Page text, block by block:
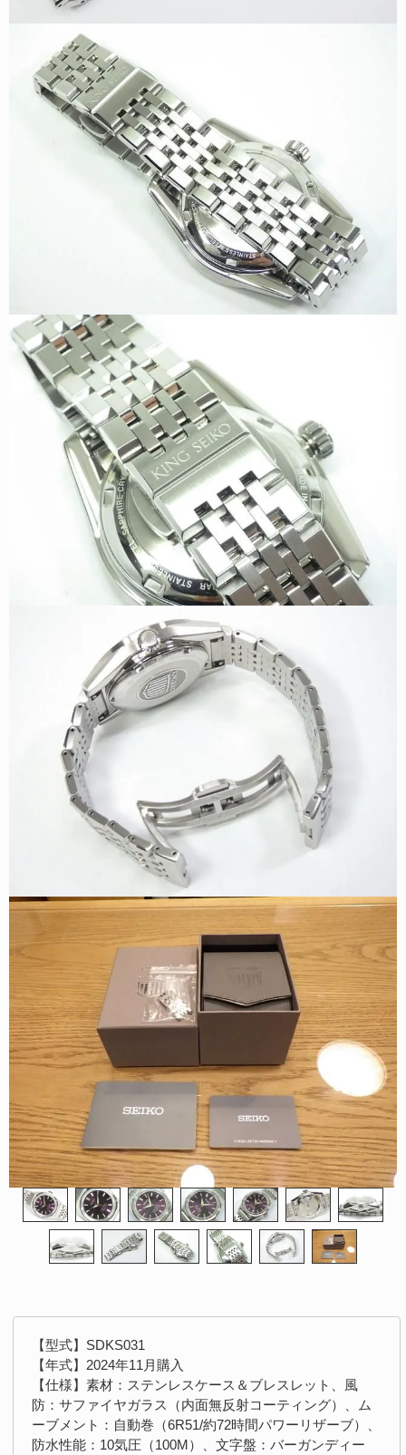
【型式】SDKS031
【年式】2024年11月購入
【仕様】素材：ステンレスケース＆ブレスレット、風
防：サファイヤガラス（内面無反射コーティング）、ム
ーブメント：自動巻（6R51/約72時間パワーリザーブ）、
防水性能：10気圧（100M）、文字盤：バーガンディー